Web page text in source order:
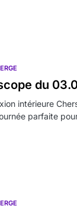
du
intérieure
parfaite